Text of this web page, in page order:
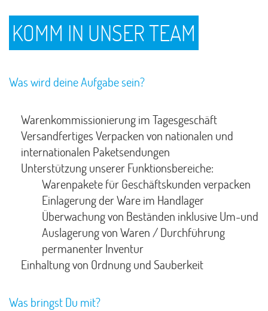
KOMM IN UNSER TEAM
Was wird deine Aufgabe sein?
Warenkommissionierung im Tagesgeschäft
Versandfertiges Verpacken von nationalen und
internationalen Paketsendungen
Unterstützung unserer Funktionsbereiche:
Warenpakete für Geschäftskunden verpacken
Einlagerung der Ware im Handlager
Überwachung von Beständen inklusive Um-und
Auslagerung von Waren / Durchführung
permanenter Inventur
Einhaltung von Ordnung und Sauberkeit
Was bringst Du mit?